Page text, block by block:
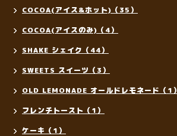
COCOA(アイス&ホット)（35）
COCOA(アイスのみ)（4）
SHAKE シェイク（44）
SWEETS スイーツ（3）
OLD LEMONADE オールドレモネード（1）
フレンチトースト（1）
ケーキ（1）